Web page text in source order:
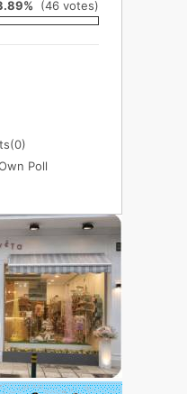
(46 votes)
(0)
Poll